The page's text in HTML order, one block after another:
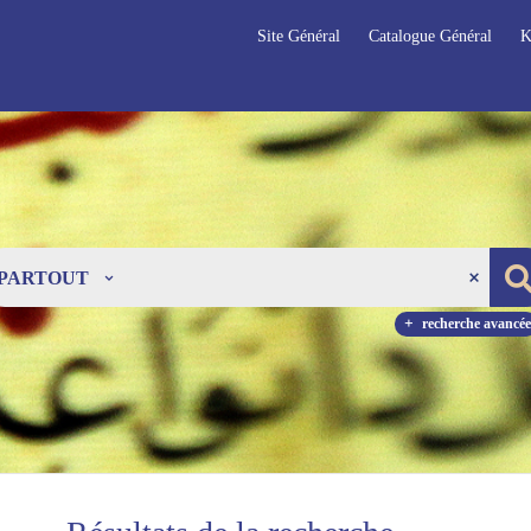
Site Général Catalogue Général
recherche avancée